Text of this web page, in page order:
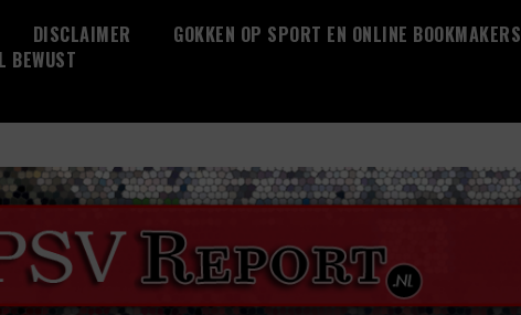
DISCLAIMER GOKKEN OP SPORT EN ONLINE BOOKMAKERS
BEWUST